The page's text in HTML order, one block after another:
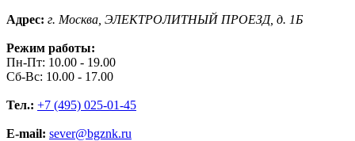
Адрес: г. Москва, ЭЛЕКТРОЛИТНЫЙ ПРОЕЗД, д. 1Б
Режим работы:
Пн-Пт: 10.00 - 19.00
Сб-Вс: 10.00 - 17.00
Тел.: +7 (495) 025-01-45
E-mail: sever@bgznk.ru